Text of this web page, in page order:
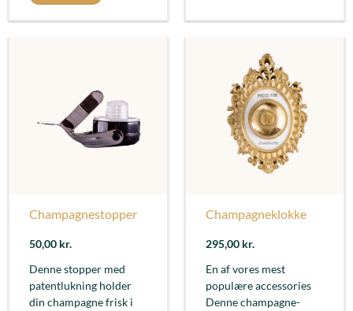
Champagnestopper
50,00 kr.
Denne stopper med
patentlukning holder
din champagne frisk i
Champagneklokke
295,00 kr.
En af vores mest
populære accessories
Denne champagne-